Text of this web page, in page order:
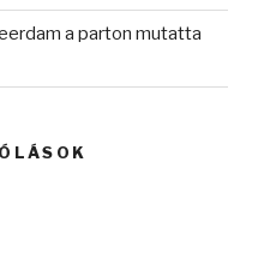
a parton mutatta